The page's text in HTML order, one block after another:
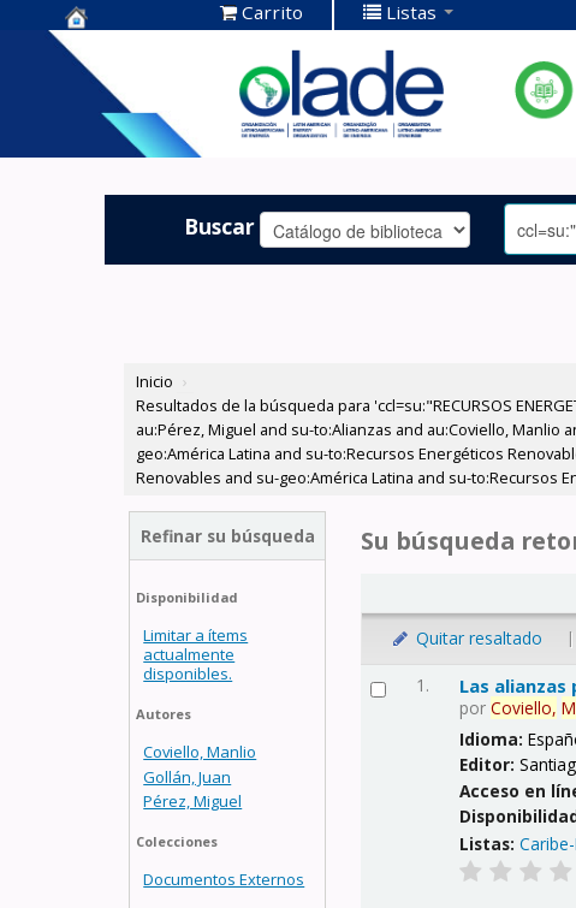
Centro de
Documentación
OLADE -
Carrito Listas
Buscar
Inicio ›
Resultados de la búsqueda para 'ccl=su:"RECURSOS
au:Pérez, Miguel and su-to:Alianzas and au:Coviello, Manlio
geo:América Latina and su-to:Recursos Energéticos
Renovables and su-geo:América Latina and su-to:Recursos
Refinar su búsqueda
Disponibilidad
Limitar a ítems
actualmente
disponibles.
Autores
Coviello, Manlio
Gollán, Juan
Pérez, Miguel
Colecciones
Documentos Externos
Su búsqueda
Quitar resaltado |
1. Las alianzas
porCoviello,
Idioma:
Editor:
Acceso en
Listas: